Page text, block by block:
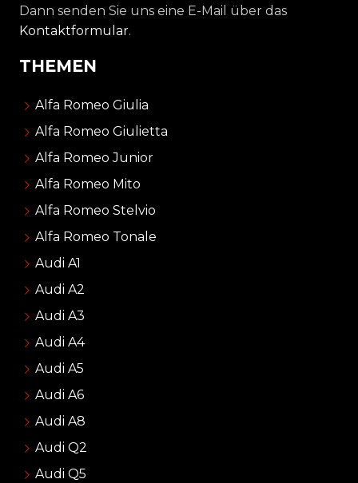
Dann senden Sie uns eine E-Mail über das
Kontaktformular.
THEMEN
Alfa Romeo Giulia
Alfa Romeo Giulietta
Alfa Romeo Junior
Alfa Romeo Mito
Alfa Romeo Stelvio
Alfa Romeo Tonale
Audi A1
Audi A2
Audi A3
Audi A4
Audi A5
Audi A6
Audi A8
Audi Q2
Audi Q5